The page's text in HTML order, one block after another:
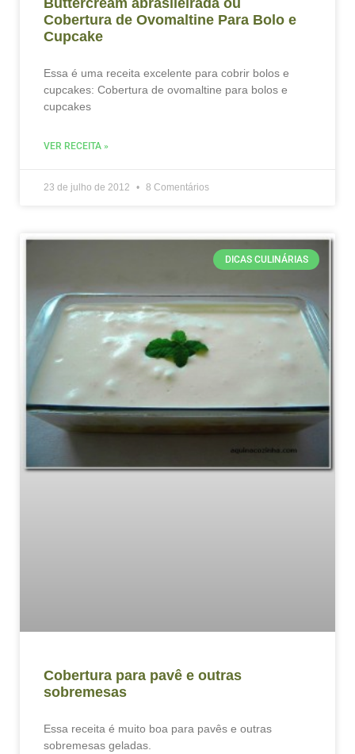
Cobertura de Ovomaltine Para Bolo e
Cupcake
Essa é uma receita excelente para cobrir bolos e
cupcakes: Cobertura de ovomaltine para bolos e
cupcakes
VER RECEITA »
23 de julho de 2012 8 Comentários
DICAS CULINÁRIAS
Cobertura para pavê e outras
sobremesas
Essa receita é muito boa para pavês e outras
sobremesas geladas.